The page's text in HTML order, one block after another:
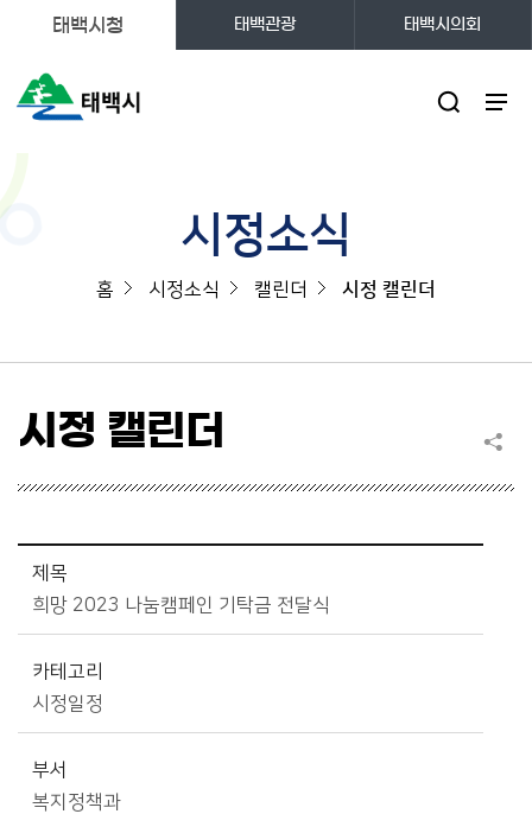
태백시청 태백관광 태백시의회
시정소식
홈 시정소식 캘린더 시정 캘린더
시정 캘린더
제목
희망 2023 나눔캠페인 기탁금 전달식
카테고리
시정일정
부서
복지정책과